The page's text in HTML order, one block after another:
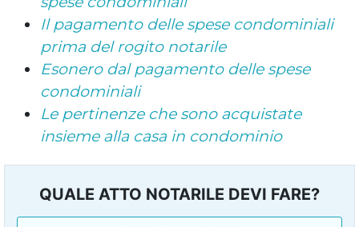
Il pagamento delle spese condominiali
prima del rogito notarile
Esonero dal pagamento delle spese
condominiali
Le pertinenze che sono acquistate
insieme alla casa in condominio
QUALE ATTO NOTARILE DEVI FARE?